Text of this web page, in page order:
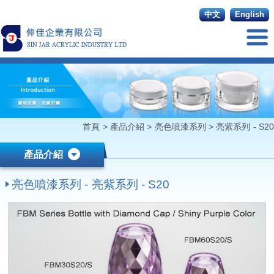
English
中文
首頁 > 產品介紹 > 亮色噴漆系列 >亮紫系列 - S20
產品介紹
亮色噴漆系列 - 亮紫系列 - S20